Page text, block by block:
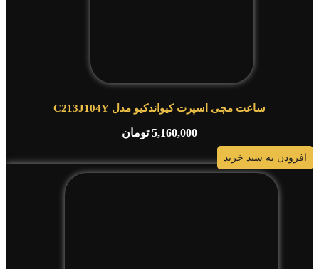
ساعت مچی اسپرت کیواندکیو مدل C213J104Y
5,160,000 تومان
افزودن به سبد خرید